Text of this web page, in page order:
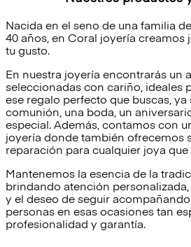
Nacida en el seno de una familia
40 años, en Coral joyería creamos
tu gusto.
En nuestra joyería encontrarás un
seleccionadas con cariño, ideales
ese regalo perfecto que buscas, ya
comunión, una boda, un
especial. Además, contamos con
joyería donde también ofrecemos
reparación para cualquier joya que
Mantenemos la esencia de la
brindando atención
y el deseo de seguir
personas en esas ocasiones tan
profesionalidad y garantía.